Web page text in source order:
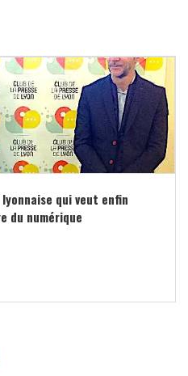
qui veut enfin
du numérique